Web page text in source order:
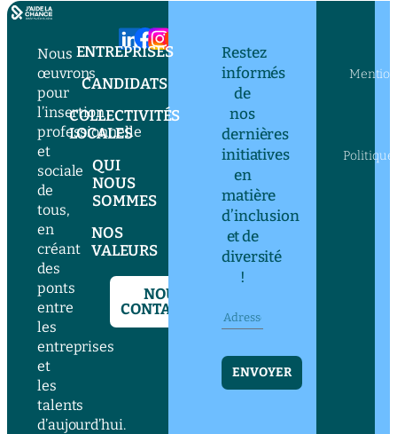
Nous
œuvrons
pour
l’insertion
professionnelle
et
sociale
de
tous,
en
créant
des
ponts
entre
les
entreprises
et
les
talents
d’aujourd’hui.
ENTREPRISES
CANDIDATS
COLLECTIVITÉS
LOCALES
QUI
NOUS
SOMMES
NOS
VALEURS
NOUS
CONTACTER
Restez
informés
de
nos
dernières
initiatives
en
matière
d’inclusion
et de
diversité
!
ENVOYER
Politique